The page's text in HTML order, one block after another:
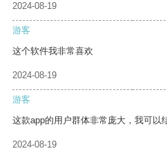
2024-08-19
游客
这个软件我非常喜欢
2024-08-19
游客
这款app的用户群体非常庞大，我可以
2024-08-19